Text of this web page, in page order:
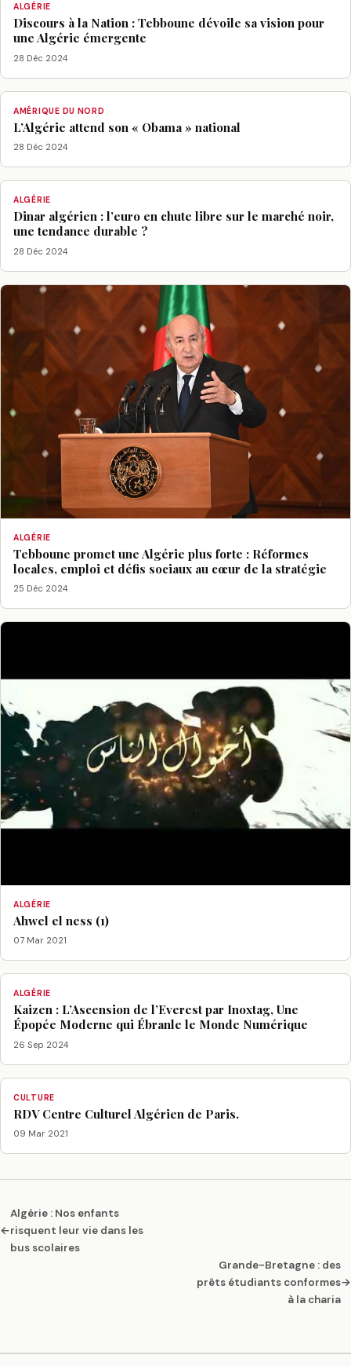
ALGÉRIE
Discours à la Nation : Tebboune dévoile sa vision pour
une Algérie émergente
28 Déc 2024
AMÉRIQUE DU NORD
L’Algérie attend son « Obama » national
28 Déc 2024
ALGÉRIE
Dinar algérien : l’euro en chute libre sur le marché noir,
une tendance durable ?
28 Déc 2024
ALGÉRIE
Tebboune promet une Algérie plus forte : Réformes
locales, emploi et défis sociaux au cœur de la stratégie
25 Déc 2024
ALGÉRIE
Ahwel el ness (1)
07 Mar 2021
ALGÉRIE
Kaizen : L’Ascension de l’Everest par Inoxtag, Une
Épopée Moderne qui Ébranle le Monde Numérique
26 Sep 2024
CULTURE
RDV Centre Culturel Algérien de Paris.
09 Mar 2021
←
Algérie : Nos enfants
risquent leur vie dans les
bus scolaires
Grande-Bretagne : des
prêts étudiants conformes
à la charia
→